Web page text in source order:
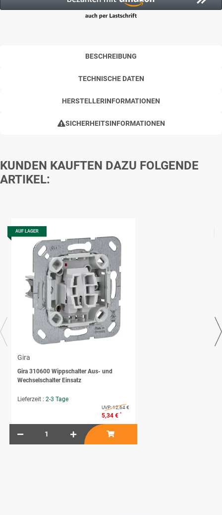
BESCHREIBUNG
TECHNISCHE DATEN
HERSTELLERINFORMATIONEN
SICHERHEITSINFORMATIONEN
KUNDEN KAUFTEN DAZU FOLGENDE
ARTIKEL:
AUF LAGER
Gira
Gira 310600 Wippschalter Aus- und
Wechselschalter Einsatz
Lieferzeit : 2-3 Tage
UVP:12,64 €
5,34 € *